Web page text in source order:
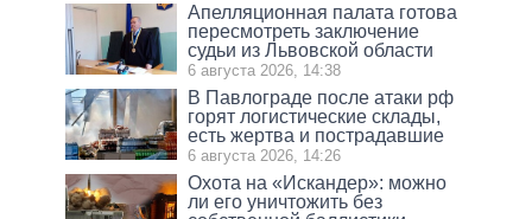
Апелляционная палата готова
пересмотреть заключение
судьи из Львовской области
6 августа 2026, 14:38
В Павлограде после атаки рф
горят логистические склады,
есть жертва и пострадавшие
6 августа 2026, 14:26
Охота на «Искандер»: можно
ли его уничтожить без